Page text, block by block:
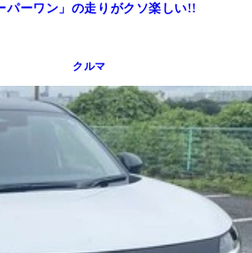
ーワン」の走りがクソ楽しい!!
クルマ